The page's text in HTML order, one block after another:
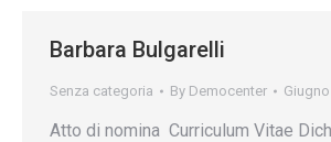
Barbara Bulgarelli
Senza categoria By Democenter
Atto di nomina Curriculum Vitae